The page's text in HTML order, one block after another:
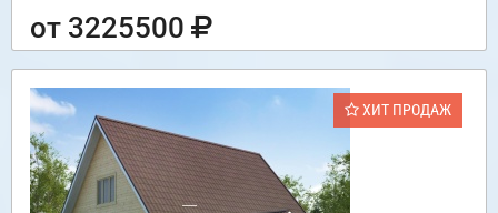
от 3225500
ХИТ ПРОДАЖ